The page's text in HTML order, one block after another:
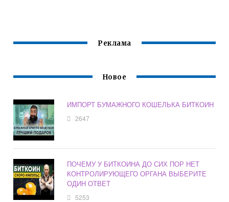
Реклама
Новое
ИМПОРТ БУМАЖНОГО КОШЕЛЬКА БИТКОИН
2647
ПОЧЕМУ У БИТКОИНА ДО СИХ ПОР НЕТ
КОНТРОЛИРУЮЩЕГО ОРГАНА ВЫБЕРИТЕ
ОДИН ОТВЕТ
5253